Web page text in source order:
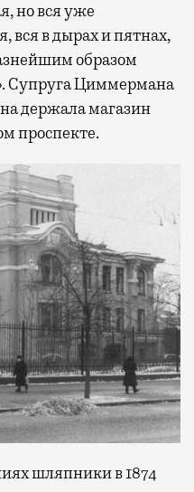
но вся уже
вся в дырах и пятнах,
образом
Супруга Циммермана
держала магазин
проспекте.
шляпники в 1874